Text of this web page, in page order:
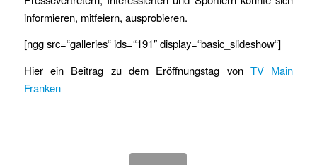
informieren, mitfeiern, ausprobieren.
[ngg src=“galleries“ ids=“191″ display=“basic_slideshow“]
Hier ein Beitrag zu dem Eröffnungstag vonTV Main
Franken